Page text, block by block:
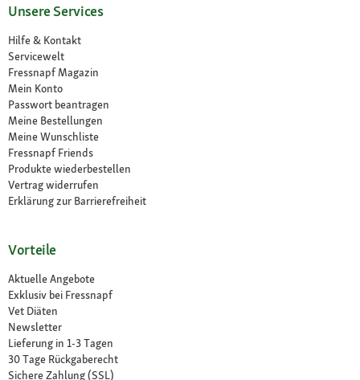
Unsere Services
Hilfe & Kontakt
Servicewelt
Fressnapf Magazin
Mein Konto
Passwort beantragen
Meine Bestellungen
Meine Wunschliste
Fressnapf Friends
Produkte wiederbestellen
Vertrag widerrufen
Erklärung zur Barrierefreiheit
Vorteile
Aktuelle Angebote
Exklusiv bei Fressnapf
Vet Diäten
Newsletter
Lieferung in 1-3 Tagen
30 Tage Rückgaberecht
Sichere Zahlung (SSL)